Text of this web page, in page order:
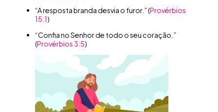
“A resposta branda desvia o furor.” (Provérbios
15:1)
“Confia no Senhor de todo o seu coração.”
(Provérbios 3:5)